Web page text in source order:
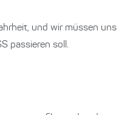
und wir müssen uns
passieren soll.